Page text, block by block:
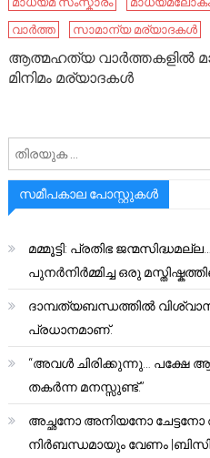
വാർത്ത
സാമാന്യ മര്യാദകൾ
ആത്മഹത്യ വാർത്തകളിൽ
മിനിമം മര്യാദകൾ
സമീപകാല പോസ്റ്റുകൾ
മമ്മൂട്ടി: പ്രതിഭ
പുനർനിർമ്മിച്ച ഒരു
ദാമ്പത്യബന്ധത്തിൽ
പ്രധാനമാണ്.
“അവൾ ചിരിക്കുന്നു… പക്ഷേ ആ
തകർന്ന മനസ്സുണ്ട്.”
അച്ഛനോ അനിയനോ ചേട്ടനോ
നിർബന്ധമായും വേണം